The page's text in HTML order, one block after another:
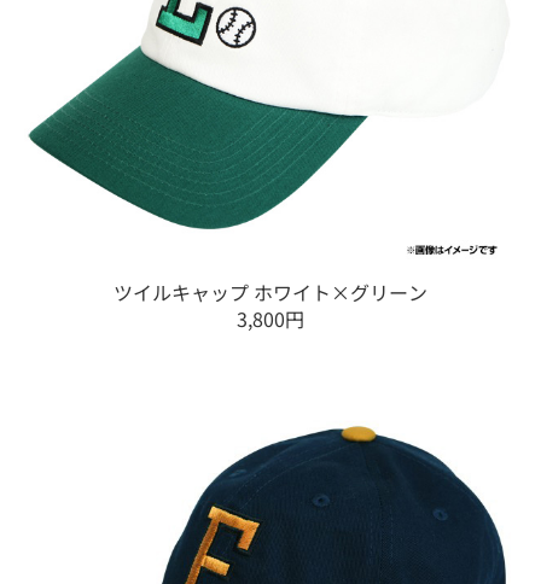
ツイルキャップ ホワイト×グリーン
3,800円